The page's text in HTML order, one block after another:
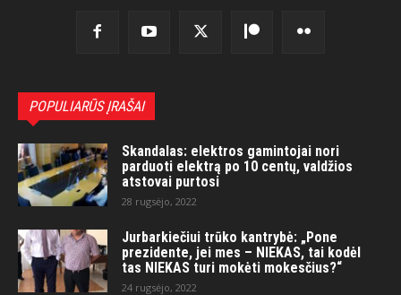
POPULIARŪS ĮRAŠAI
Skandalas: elektros gamintojai nori
parduoti elektrą po 10 centų, valdžios
atstovai purtosi
28 rugsėjo, 2022
Jurbarkiečiui trūko kantrybė: „Pone
prezidente, jei mes – NIEKAS, tai kodėl
tas NIEKAS turi mokėti mokesčius?“
24 rugsėjo, 2022